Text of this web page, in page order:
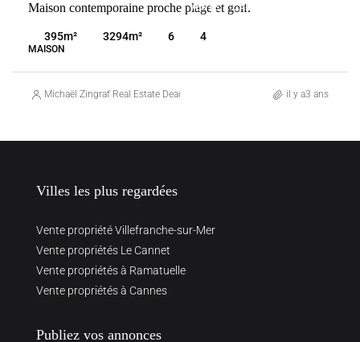
VENTE CABOURG
Maison contemporaine proche plage et golf.
395m² 3294m² 6 4
MAISON
Michaël Zingraf Real Estate Deauville il y a3 ans
Villes les plus regardées
Vente propriété Villefranche-sur-Mer
Vente propriétés Le Cannet
Vente propriétés à Ramatuelle
Vente propriétés à Cannes
Publiez vos annonces